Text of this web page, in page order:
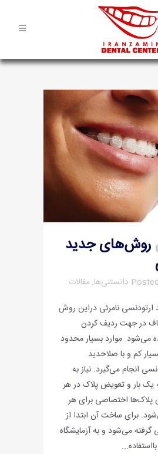
روش‌های جدید
دانستنی‌ها,مقالات
نامرئی دراین روش
در جهت ردیف کردن
می‌شود. موارد بسیار محدود
کم و با صلاحدید
انجام می‌گیرد. نیاز به
هفته یک بار و تعویض پلاک در هر
پلاک‌ها اختصاصی برای هر
برای ساخت آن ابتدا از
گرفته می‌شود و به آزمایشگاه